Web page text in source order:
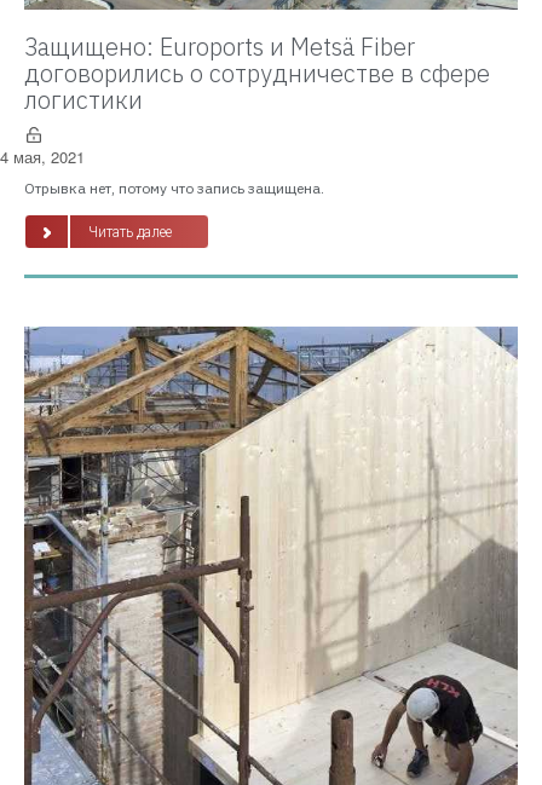
Защищено: Euroports и Metsä Fiber
договорились о сотрудничестве в сфере
логистики
4 мая, 2021
Отрывка нет, потому что запись защищена.
Читать далее